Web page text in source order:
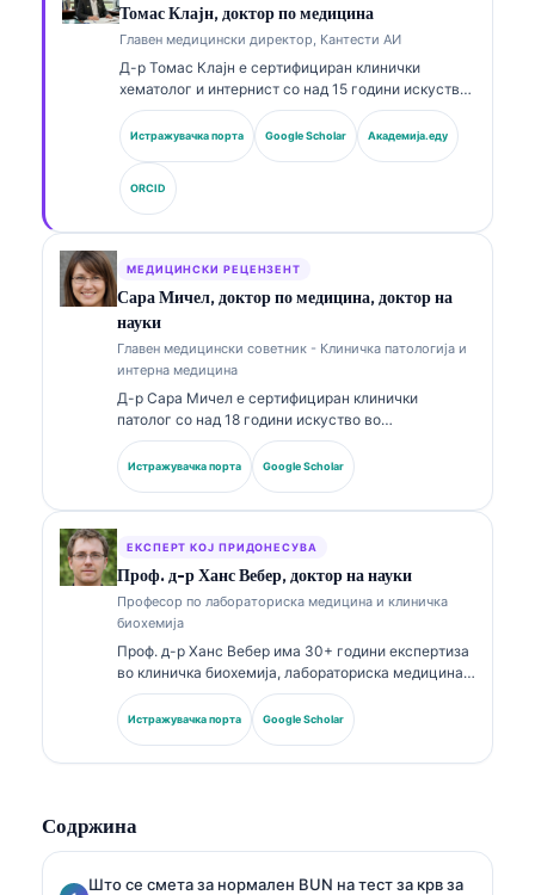
Томас Клајн, доктор по медицина
Главен медицински директор, Кантести АИ
Д-р Томас Клајн е сертифициран клинички
хематолог и интернист со над 15 години искуство
во лабораториска медицина и клиничка анализа
потпомогната со ВИ. Како главен медицински
директор во Kantesti AI, тој обезбедува клинички
надзор над медицинската точност на
сопственичката невронска мрежа. Д-р Клајн има
објавено обемно на теми поврзани со
интерпретација на биомаркери и лабораториска
медицина.
Истражувачка порта Google Scholar Академија.еду
ORCID
МЕДИЦИНСКИ РЕЦЕНЗЕНТ
Сара Мичел, доктор по медицина, доктор на
науки
Главен медицински советник - Клиничка патологија и
интерна медицина
Д-р Сара Мичел е сертифициран клинички
патолог со над 18 години искуство во
лабораториска медицина и дијагностичка
анализа. Има специјализирани сертификати во
клиничка хемија и има објавено обемно за панели
Истражувачка порта Google Scholar
ЕКСПЕРТ КОЈ ПРИДОНЕСУВА
Проф. д-р Ханс Вебер, доктор на науки
Професор по лабораториска медицина и клиничка
биохемија
Проф. д-р Ханс Вебер има 30+ години експертиза
во клиничка биохемија, лабораториска медицина и
истражување на биомаркери. Поранешен
претседател на Германското друштво за клиничка
хемија, тој се специјализира за анализа на
Истражувачка порта Google Scholar
Содржина
Што се смета за нормален BUN на тест за крв за